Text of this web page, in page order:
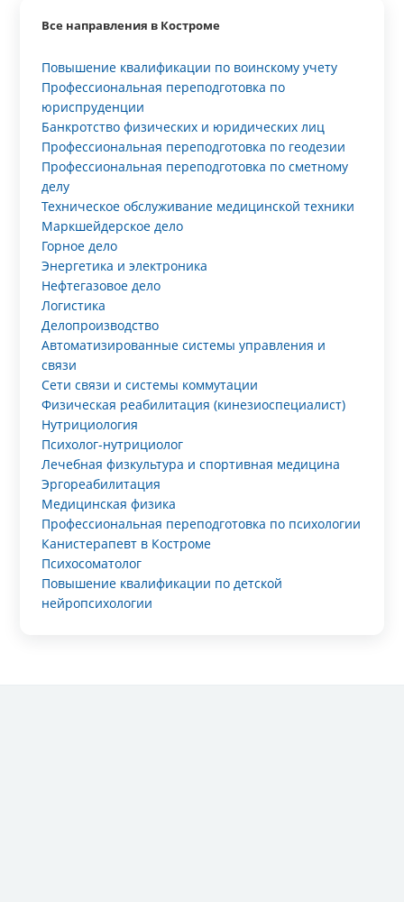
Все направления в Костроме
Повышение квалификации по воинскому учету
Профессиональная переподготовка по
юриспруденции
Банкротство физических и юридических лиц
Профессиональная переподготовка по геодезии
Профессиональная переподготовка по сметному
делу
Техническое обслуживание медицинской техники
Маркшейдерское дело
Горное дело
Энергетика и электроника
Нефтегазовое дело
Логистика
Делопроизводство
Автоматизированные системы управления и
связи
Сети связи и системы коммутации
Физическая реабилитация (кинезиоспециалист)
Нутрициология
Психолог-нутрициолог
Лечебная физкультура и спортивная медицина
Эргореабилитация
Медицинская физика
Профессиональная переподготовка по психологии
Канистерапевт в Костроме
Психосоматолог
Повышение квалификации по детской
нейропсихологии